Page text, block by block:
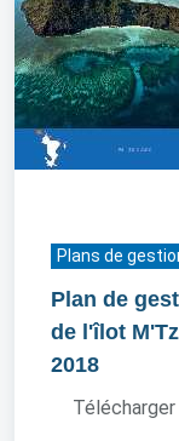
Plans de
Plan de
de l'îlot
2018